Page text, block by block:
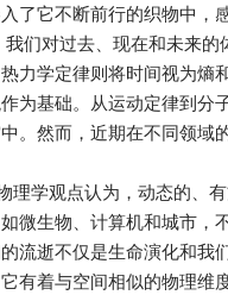
了它不断前行的织物中，
们对过去、现在和未来的
力学定律则将时间视为
为基础。从运动定律到
。然而，近期在不同领
理学观点认为，动态的、
微生物、计算机和城市
流逝不仅是生命演化和
有着与空间相似的物理维